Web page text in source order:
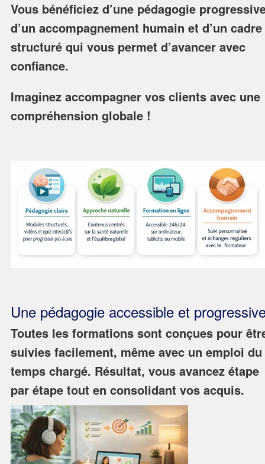
Vous bénéficiez d’une pédagogie
d’un accompagnement humain et d’un cadre
structuré qui vous permet d’avancer avec
confiance.
Imaginez accompagner vos clients avec une
compréhension globale !
Une pédagogie accessible et
Toutes les formations sont conçues pour
suivies facilement, même avec un emploi du
temps chargé. Résultat, vous avancez étape
par étape tout en consolidant vos acquis.